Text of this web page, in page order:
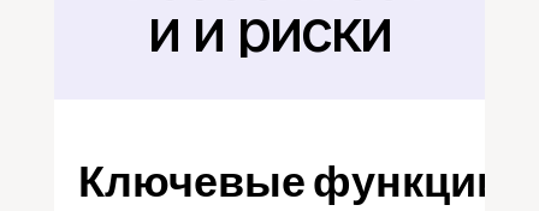
и и риски
Ключевые функции